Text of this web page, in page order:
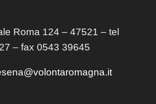
Roma 124 – 47521 – tel
– fax 0543 39645